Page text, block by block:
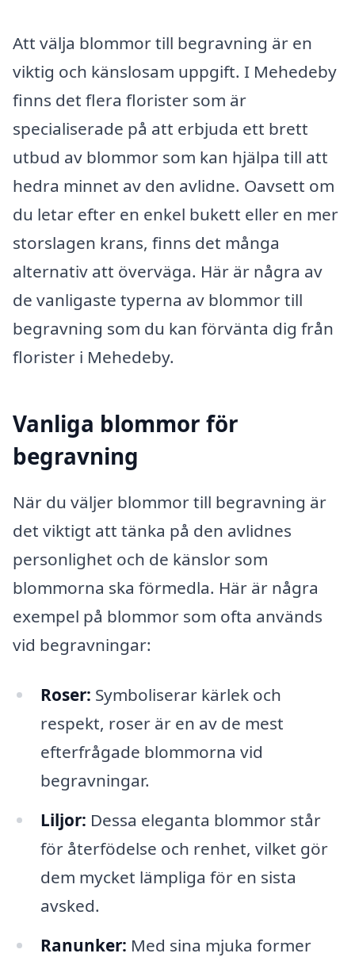
Att välja blommor till begravning är en
viktig och känslosam uppgift. I Mehedeby
finns det flera florister som är
specialiserade på att erbjuda ett brett
utbud av blommor som kan hjälpa till att
hedra minnet av den avlidne. Oavsett om
du letar efter en enkel bukett eller en mer
storslagen krans, finns det många
alternativ att överväga. Här är några av
de vanligaste typerna av blommor till
begravning som du kan förvänta dig från
florister i Mehedeby.
Vanliga blommor för
begravning
När du väljer blommor till begravning är
det viktigt att tänka på den avlidnes
personlighet och de känslor som
blommorna ska förmedla. Här är några
exempel på blommor som ofta används
vid begravningar:
Roser: Symboliserar kärlek och
respekt, roser är en av de mest
efterfrågade blommorna vid
begravningar.
Liljor: Dessa eleganta blommor står
för återfödelse och renhet, vilket gör
dem mycket lämpliga för en sista
avsked.
Ranunker: Med sina mjuka former